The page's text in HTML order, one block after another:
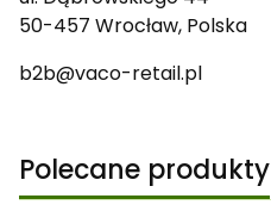
50-457 Wrocław, Polska
b2b@vaco-retail.pl
Polecane produkty